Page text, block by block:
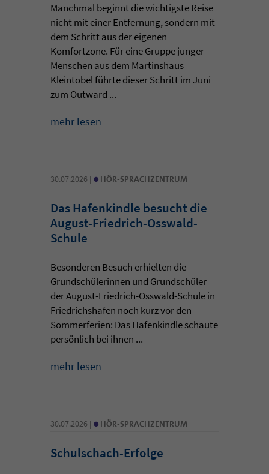
Manchmal beginnt die wichtigste Reise
nicht mit einer Entfernung, sondern mit
dem Schritt aus der eigenen
Komfortzone. Für eine Gruppe junger
Menschen aus dem Martinshaus
Kleintobel führte dieser Schritt im Juni
zum Outward ...
mehr lesen
30.07.2026 | • HÖR-SPRACHZENTRUM
Das Hafenkindle besucht die
August-Friedrich-Osswald-
Schule
Besonderen Besuch erhielten die
Grundschülerinnen und Grundschüler
der August-Friedrich-Osswald-Schule in
Friedrichshafen noch kurz vor den
Sommerferien: Das Hafenkindle schaute
persönlich bei ihnen ...
mehr lesen
30.07.2026 | • HÖR-SPRACHZENTRUM
Schulschach-Erfolge